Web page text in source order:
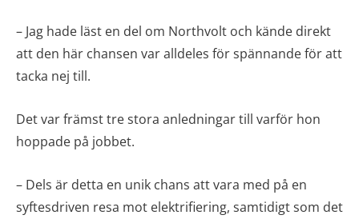
– Jag hade läst en del om Northvolt och kände direkt
att den här chansen var alldeles för spännande för att
tacka nej till.
Det var främst tre stora anledningar till varför hon
hoppade på jobbet.
– Dels är detta en unik chans att vara med på en
syftesdriven resa mot elektrifiering, samtidigt som det